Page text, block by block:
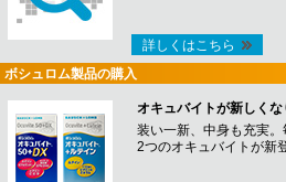
詳しくはこちら
ボシュロム製品の購入
オキュバイトが新しくな
装い一新、中身も充実
2つのオキュバイトが新